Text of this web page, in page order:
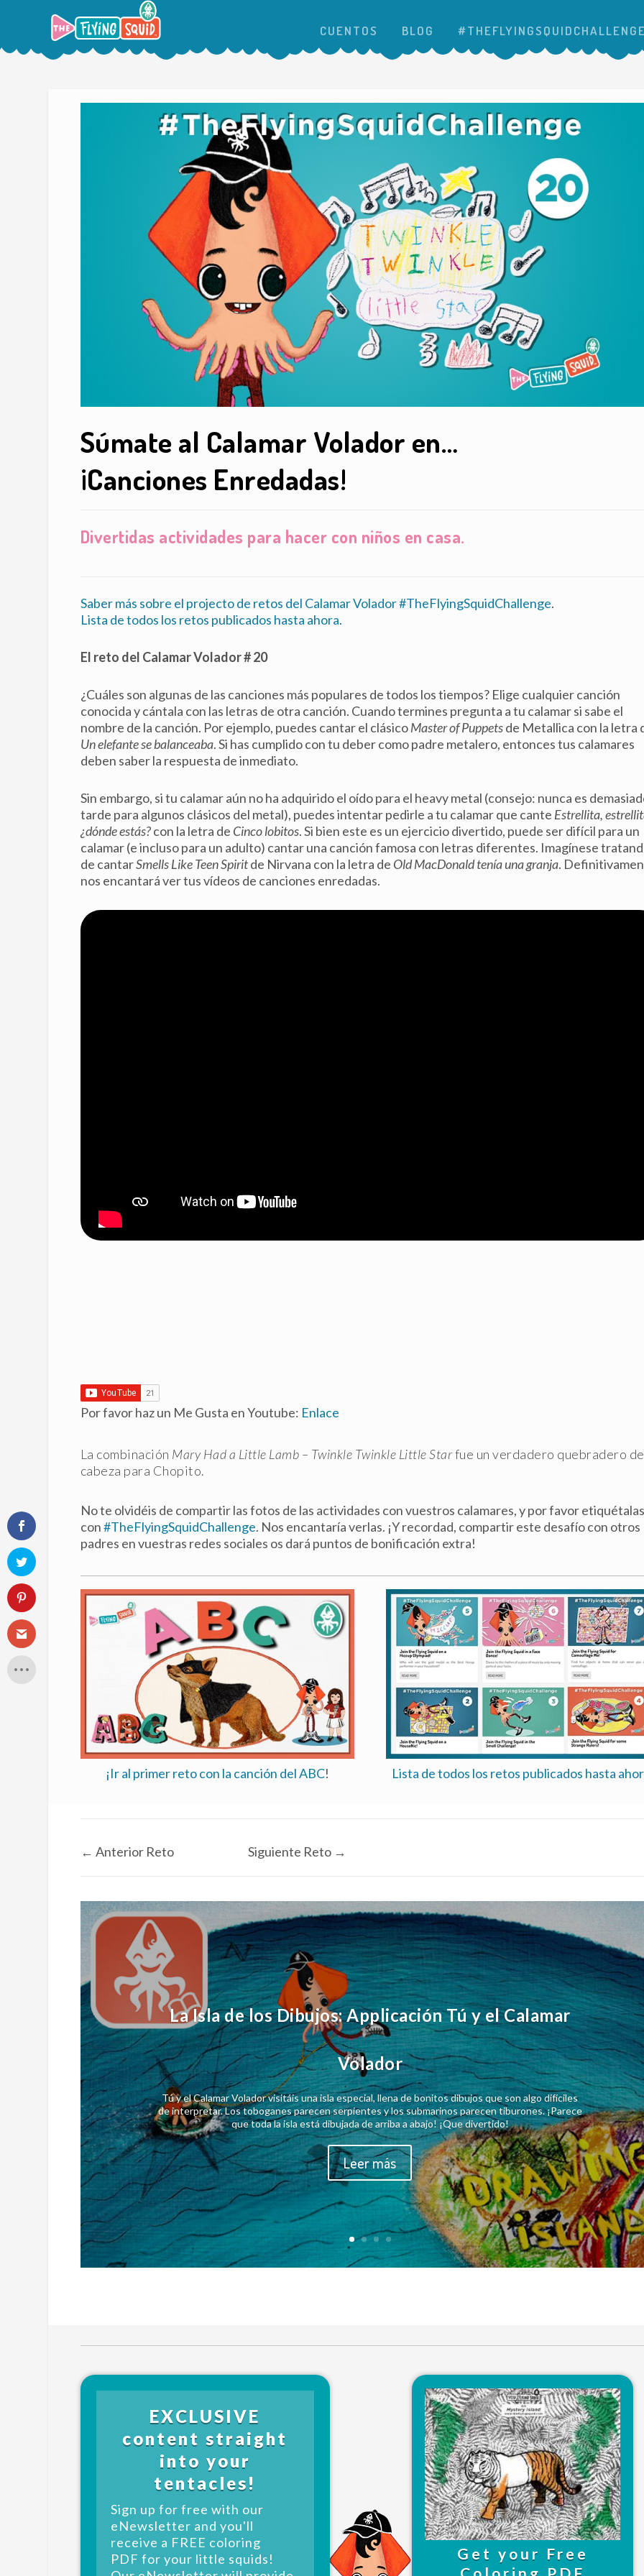
CUENTOS BLOG
Súmate al Calamar Volador en…
¡Canciones Enredadas!
Divertidas actividades para hacer con niños en casa.
Saber más sobre el projecto de retos del Calamar Volador #TheFlyingSquidChallenge.
Lista de todos los retos publicados hasta ahora.
El reto del Calamar Volador # 20
¿Cuáles son algunas de las canciones más populares de todos los tiempos? Elige cualquier canción
conocida y cántala con las letras de otra canción. Cuando termines pregunta a tu calamar si sabe el
nombre de la canción. Por ejemplo, puedes cantar el clásicoMaster of Puppetsde Metallica con la letra
Un elefante se balanceaba. Si has cumplido con tu deber como padre metalero, entonces tus calamares
deben saber la respuesta de inmediato.
Sin embargo, si tu calamar aún no ha adquirido el oído para el heavy metal (consejo: nunca es
tarde para algunos clásicos del metal), puedes intentar pedirle a tu calamar que cante Estrellita,
¿dónde estás?con la letra de Cinco lobitos. Si bien este es un ejercicio divertido, puede ser difícil para un
calamar (e incluso para un adulto) cantar una canción famosa con letras diferentes. Imagínese
de cantarSmells Like Teen Spiritde Nirvana con la letra de Old MacDonald tenía una granja.
nos encantará ver tus vídeos de canciones enredadas.
Por favor haz un Me Gusta en Youtube: Enlace
La combinación Mary Had a Little Lamb – Twinkle Twinkle Little Starfue un verdadero quebradero de
cabeza para Chopito.
No te olvidéis de compartir las fotos de las actividades con vuestros calamares, y por favor etiquétalas
con#TheFlyingSquidChallenge. Nos encantaría verlas. ¡Y recordad, compartir este desafío con otros
padres en vuestras redes sociales os dará puntos de bonificación extra!
¡Ir al primer reto con la canción del ABC! Lista de todos los retos publicados hasta
← Anterior Reto Siguiente Reto→
La Isla de los Dibujos: Applicación Tú y el Calamar
Volador
Tú y el Calamar Volador visitáis una isla especial, llena de bonitos dibujos que son algo difíciles
de interpretar. Los toboganes parecen serpientes y los submarinos parecen tiburones. ¡Parece
que toda la isla está dibujada de arriba a abajo! ¡Que divertido!
Leer más
EXCLUSIVE
content straight
into your
tentacles!
Sign up for free with our
eNewsletter and you'll
receive a FREE coloring
PDF for your little squids!
Get your Free